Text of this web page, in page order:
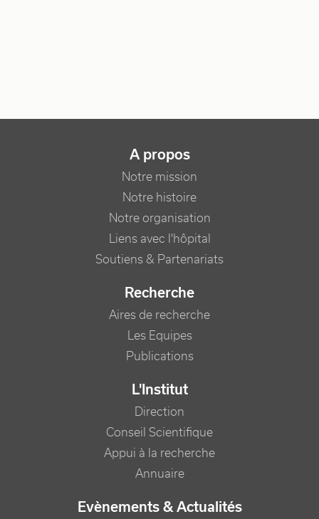
NAVIGATION PRINCIPALE
A propos
Notre mission
Notre histoire
Notre organisation
Liens avec l'hôpital
Soutiens & Partenariats
Recherche
Aires de recherche
Les Equipes
Publications
L'Institut
Direction
Conseil Scientifique
Appui à la recherche
Annuaire
Evènements & Actualités